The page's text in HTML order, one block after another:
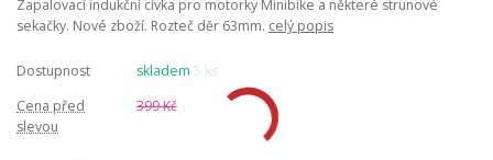
Zapalovací indukční cívka pro motorky Minibike a některé strunové
sekačky. Nové zboží. Rozteč děr 63mm. celý popis
Dostupnost
skladem 5 ks
Cena před
slevou
399 Kč